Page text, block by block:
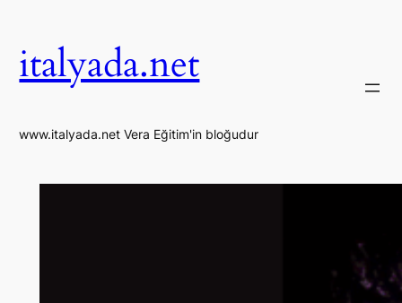
italyada.net
www.italyada.net Vera Eğitim'in bloğudur